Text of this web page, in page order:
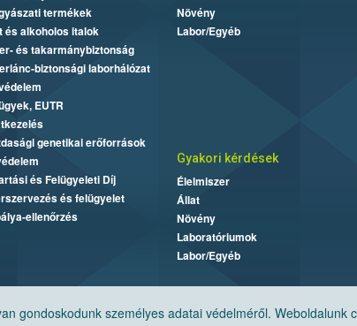
gondoskodunk személyes adatai védelméről. Weboldalunk
termékek
és alkoholos italok
és takarmánybiztonság
biztonsági laborhálózat
EUTR
genetikai erőforrások
és Felügyeleti Díj
és felügyelet
ellenőrzés
Növény
Labor/Egyéb
Gyakori kérdések
Élelmiszer
Állat
Növény
Laboratóriumok
Labor/Egyéb